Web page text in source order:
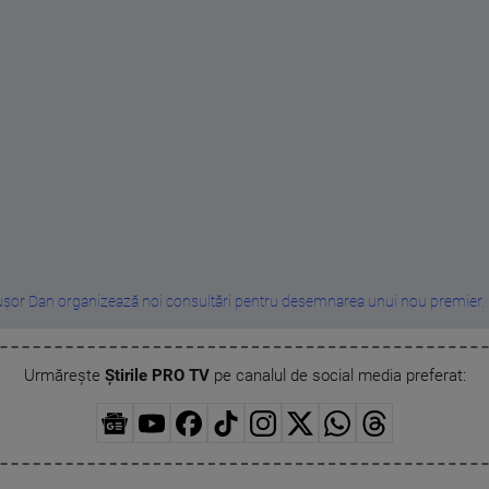
Dan organizează noi consultări pentru desemnarea unui nou premier.
Urmărește Știrile PRO TVpe canalul de social media preferat: